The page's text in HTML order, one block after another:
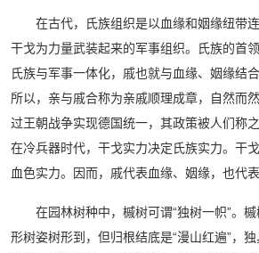
在古代，氏族组织是以血缘和姻缘纽带连
干戈为力量武装起来的军事组织。氏族的首
氏族与军事一体化，戚也就与血缘、姻缘结
所以，亲与戚合称为亲戚顺理成章，自然而
过王朝战争实现德国统一，其政策被人们称之
在冷兵器时代，干戈实力决定氏族实力。干
血色实力。因而，戚代表血缘、姻缘，也代表
在园林树种中，槭树可谓“独树一帜”。槭
形树姿树形到，但归根结底是“漫山红遍”，